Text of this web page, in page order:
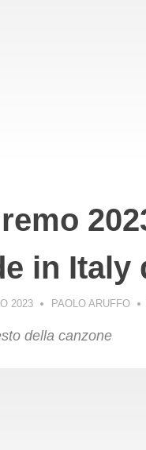
in Italy
2023 PAOLO ARUFFO
della canzone